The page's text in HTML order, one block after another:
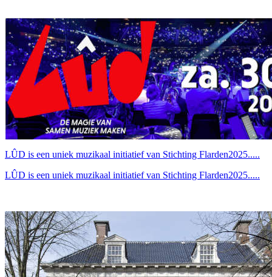
LÛD is een uniek muzikaal initiatief van Stichting Flarden2025.....
LÛD is een uniek muzikaal initiatief van Stichting Flarden2025.....